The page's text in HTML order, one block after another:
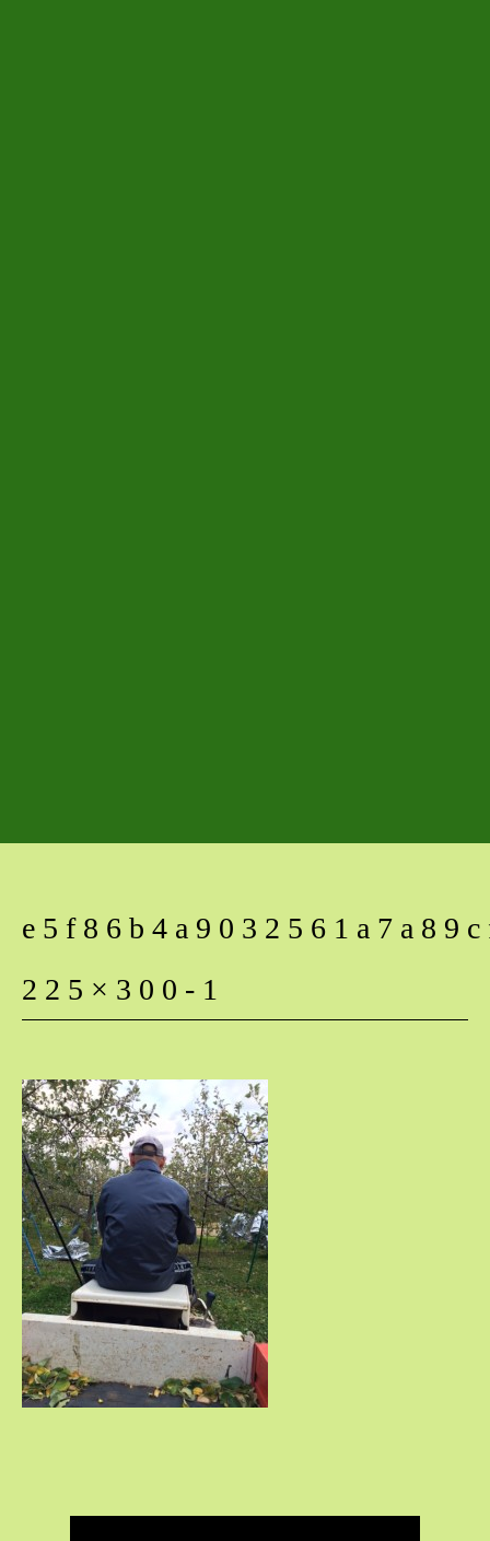
225×300-1